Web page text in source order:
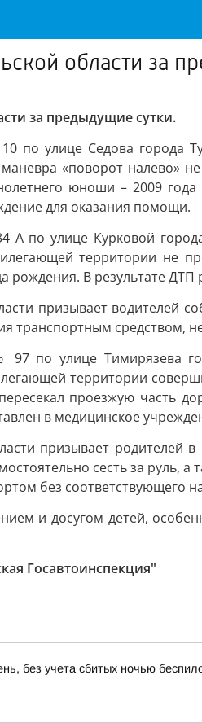
области за
за предыдущие сутки.
по улице Седова города
«поворот налево»
юноши – 2009
для оказания помощи.
по улице Курковой
территории не
рождения. В результате
призывает водителей
транспортным средством,
по улице Тимирязева
территории
проезжую часть
в медицинское
призывает
сесть за руль,
без соответствующего
и досугом детей,
Госавтоинспекция"
без учета сбитых ночью